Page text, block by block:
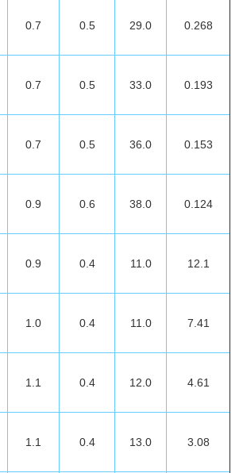
0.7 0.5 29.0 0.268
0.7 0.5 33.0 0.193
0.7 0.5 36.0 0.153
0.9 0.6 38.0 0.124
0.9 0.4 11.0 12.1
1.0 0.4 11.0 7.41
1.1 0.4 12.0 4.61
1.1 0.4 13.0 3.08